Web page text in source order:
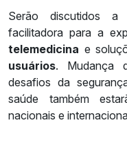
Serão discutidos a
facilitadora para a
telemedicina e
usuários. Mudança
desafios da
saúde também
nacionais e